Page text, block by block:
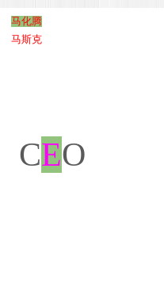
马化腾
马斯克
CEO